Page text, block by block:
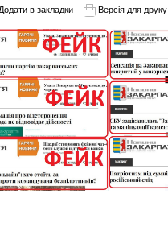
Додати в закладки Версія для друку